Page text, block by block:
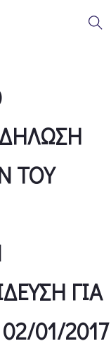
ΤΟΥ
ΓΙΑ
01/2017